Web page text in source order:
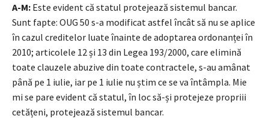
A-M: Este evident că statul protejează sistemul bancar.
Sunt fapte: OUG 50 s-a modificat astfel încât să nu se aplice
în cazul creditelor luate înainte de adoptarea ordonanței în
2010; articolele 12 și 13 din Legea 193/2000, care elimină
toate clauzele abuzive din toate contractele, s-au amânat
până pe 1 iulie, iar pe 1 iulie nu știm ce se va întâmpla. Mie
mi se pare evident că statul, în loc să-și protejeze propriii
cetățeni, protejează sistemul bancar.